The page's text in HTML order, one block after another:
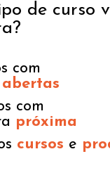
de curso
com
abertas
com
próxima
cursos e